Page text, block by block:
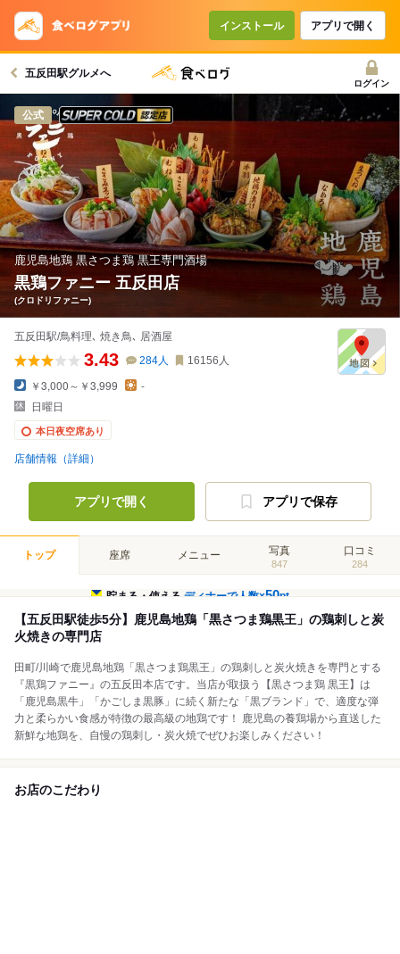
インストール アプリで開く
五反田駅グルメへ
ログイン
公式 スーパードライ SUPER COLD認定店
鹿児島地鶏 黒さつま鶏 黒王専門酒場
黒鶏ファニー 五反田店
(クロドリファニー)
五反田駅/鳥料理､ 焼き鳥､ 居酒屋
3.43 284人 16156 人
￥3,000～￥3,999
-
日曜日
本日夜空席あり
店舗情報（詳細）
アプリで開く アプリで保存
トップ 座席 メニュー 写真
847
口コミ
284
貯まる・使えるディナーで人数×50pt
【五反田駅徒歩5分】鹿児島地鶏「黒さつま鶏黒王」の鶏刺しと炭
火焼きの専門店
田町/川崎で鹿児島地鶏「黒さつま鶏黒王」の鶏刺しと炭火焼きを専門とする
『黒鶏ファニー』の五反田本店です。当店が取扱う【黒さつま鶏 黒王】は
「鹿児島黒牛」「かごしま黒豚」に続く新たな「黒ブランド」で、適度な弾
力と柔らかい食感が特徴の最高級の地鶏です！ 鹿児島の養鶏場から直送した
新鮮な地鶏を、自慢の鶏刺し・炭火焼でぜひお楽しみください！
お店のこだわり